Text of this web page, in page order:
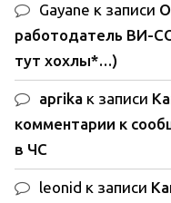
Gayane к записи
работодатель ВИ-
тут хохлы*…)
aprika к записи
комментарии к
в ЧС
leonid к записи